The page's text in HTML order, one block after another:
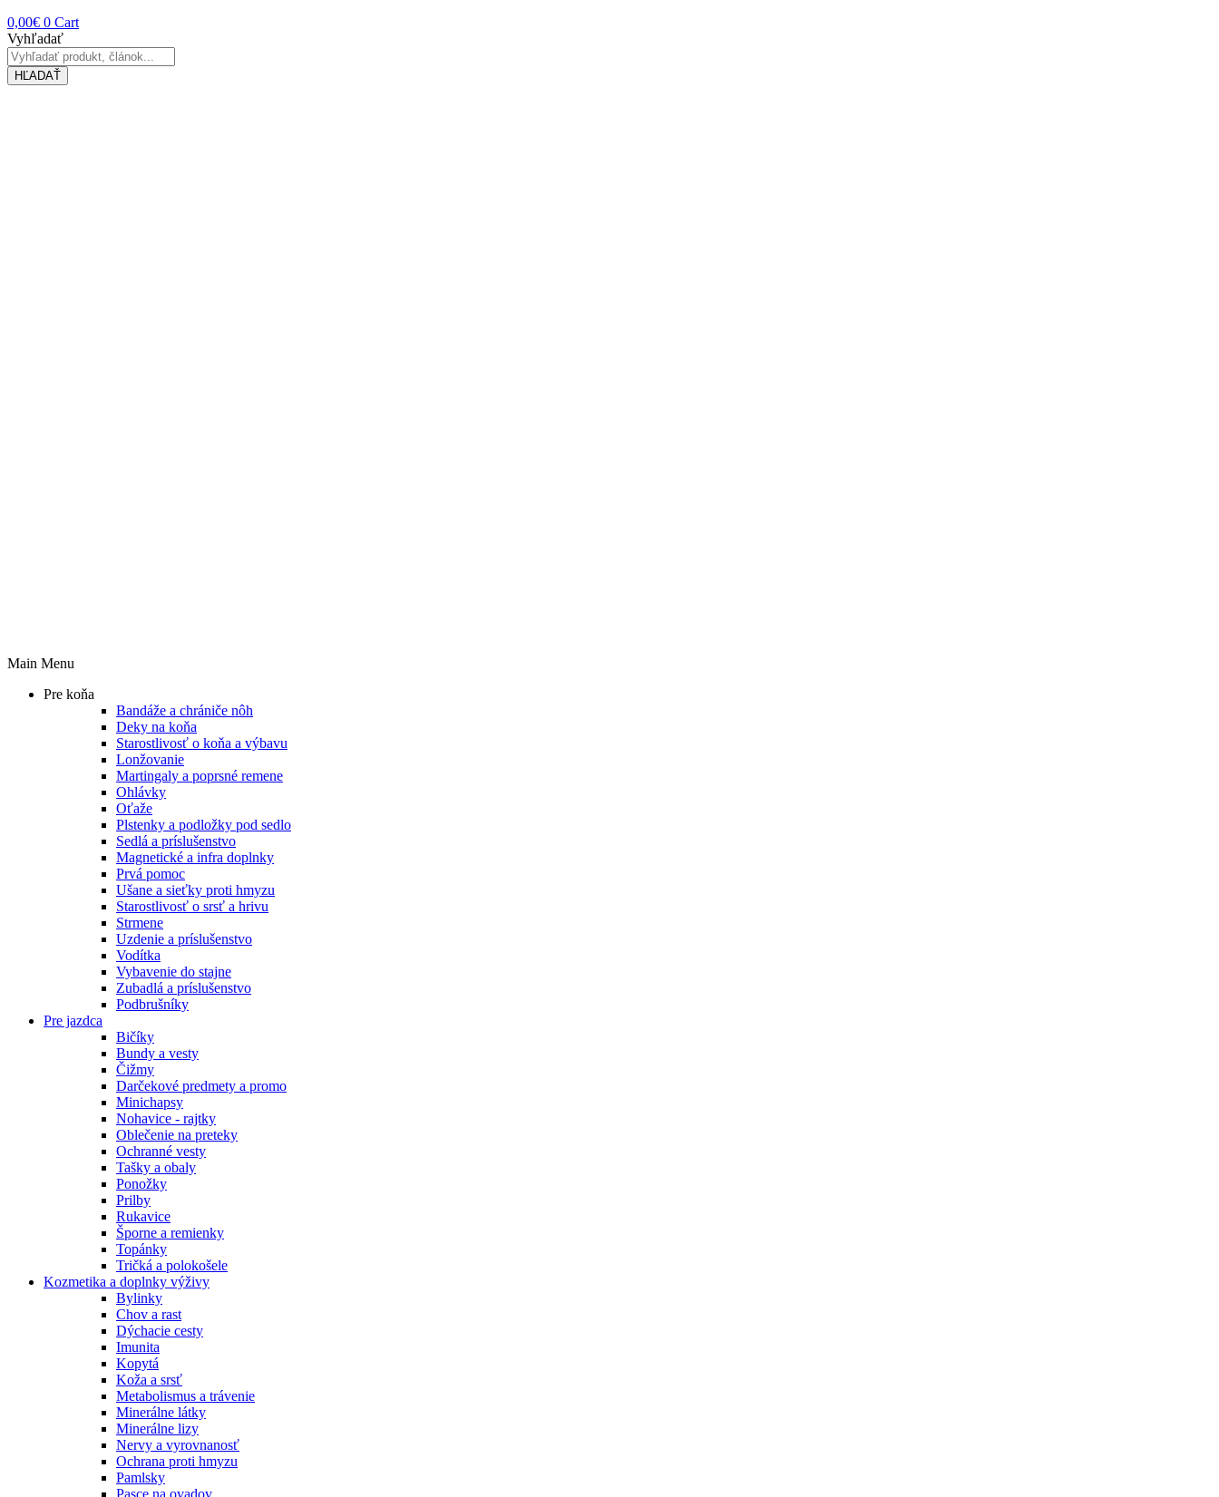
0,00€ 0 Cart
Vyhľadať
HĽADAŤ
Main Menu
Pre koňa
Bandáže a chrániče nôh
Deky na koňa
Starostlivosť o koňa a výbavu
Lonžovanie
Martingaly a poprsné remene
Ohlávky
Oťaže
Plstenky a podložky pod sedlo
Sedlá a príslušenstvo
Magnetické a infra doplnky
Prvá pomoc
Ušane a sieťky proti hmyzu
Starostlivosť o srsť a hrivu
Strmene
Uzdenie a príslušenstvo
Vodítka
Vybavenie do stajne
Zubadlá a príslušenstvo
Podbrušníky
Pre jazdca
Bičíky
Bundy a vesty
Čižmy
Darčekové predmety a promo
Minichapsy
Nohavice - rajtky
Oblečenie na preteky
Ochranné vesty
Tašky a obaly
Ponožky
Prilby
Rukavice
Šporne a remienky
Topánky
Tričká a polokošele
Kozmetika a doplnky výživy
Bylinky
Chov a rast
Dýchacie cesty
Imunita
Kopytá
Koža a srsť
Metabolismus a trávenie
Minerálne látky
Minerálne lizy
Nervy a vyrovnanosť
Ochrana proti hmyzu
Pamlsky
Pasce na ovadov